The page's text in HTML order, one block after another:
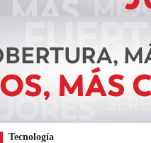
Tecnología